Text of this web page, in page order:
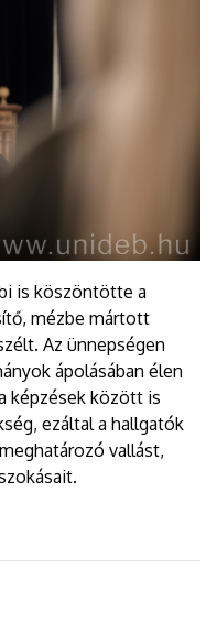
is köszöntötte a
mézbe mártott
Az ünnepségen
ápolásában élen
képzések között is
ezáltal a hallgatók
vallást,